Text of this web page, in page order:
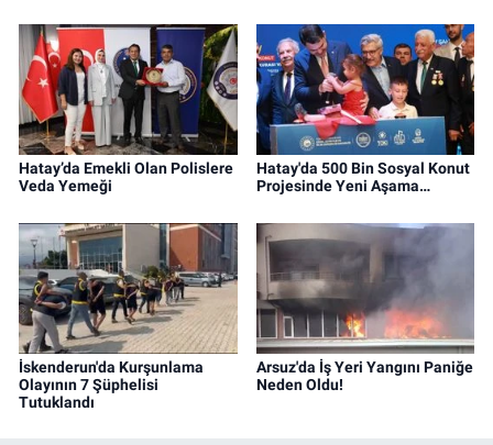
Hatay’da Emekli Olan Polislere
Veda Yemeği
Hatay'da 500 Bin Sosyal Konut
Projesinde Yeni Aşama…
İskenderun'da Kurşunlama
Olayının 7 Şüphelisi
Tutuklandı
Arsuz'da İş Yeri Yangını Paniğe
Neden Oldu!